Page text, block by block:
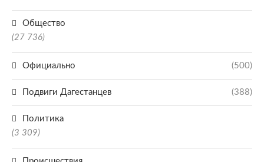
Общество
(27 736)
Официально (500)
Подвиги Дагестанцев (388)
Политика
(3 309)